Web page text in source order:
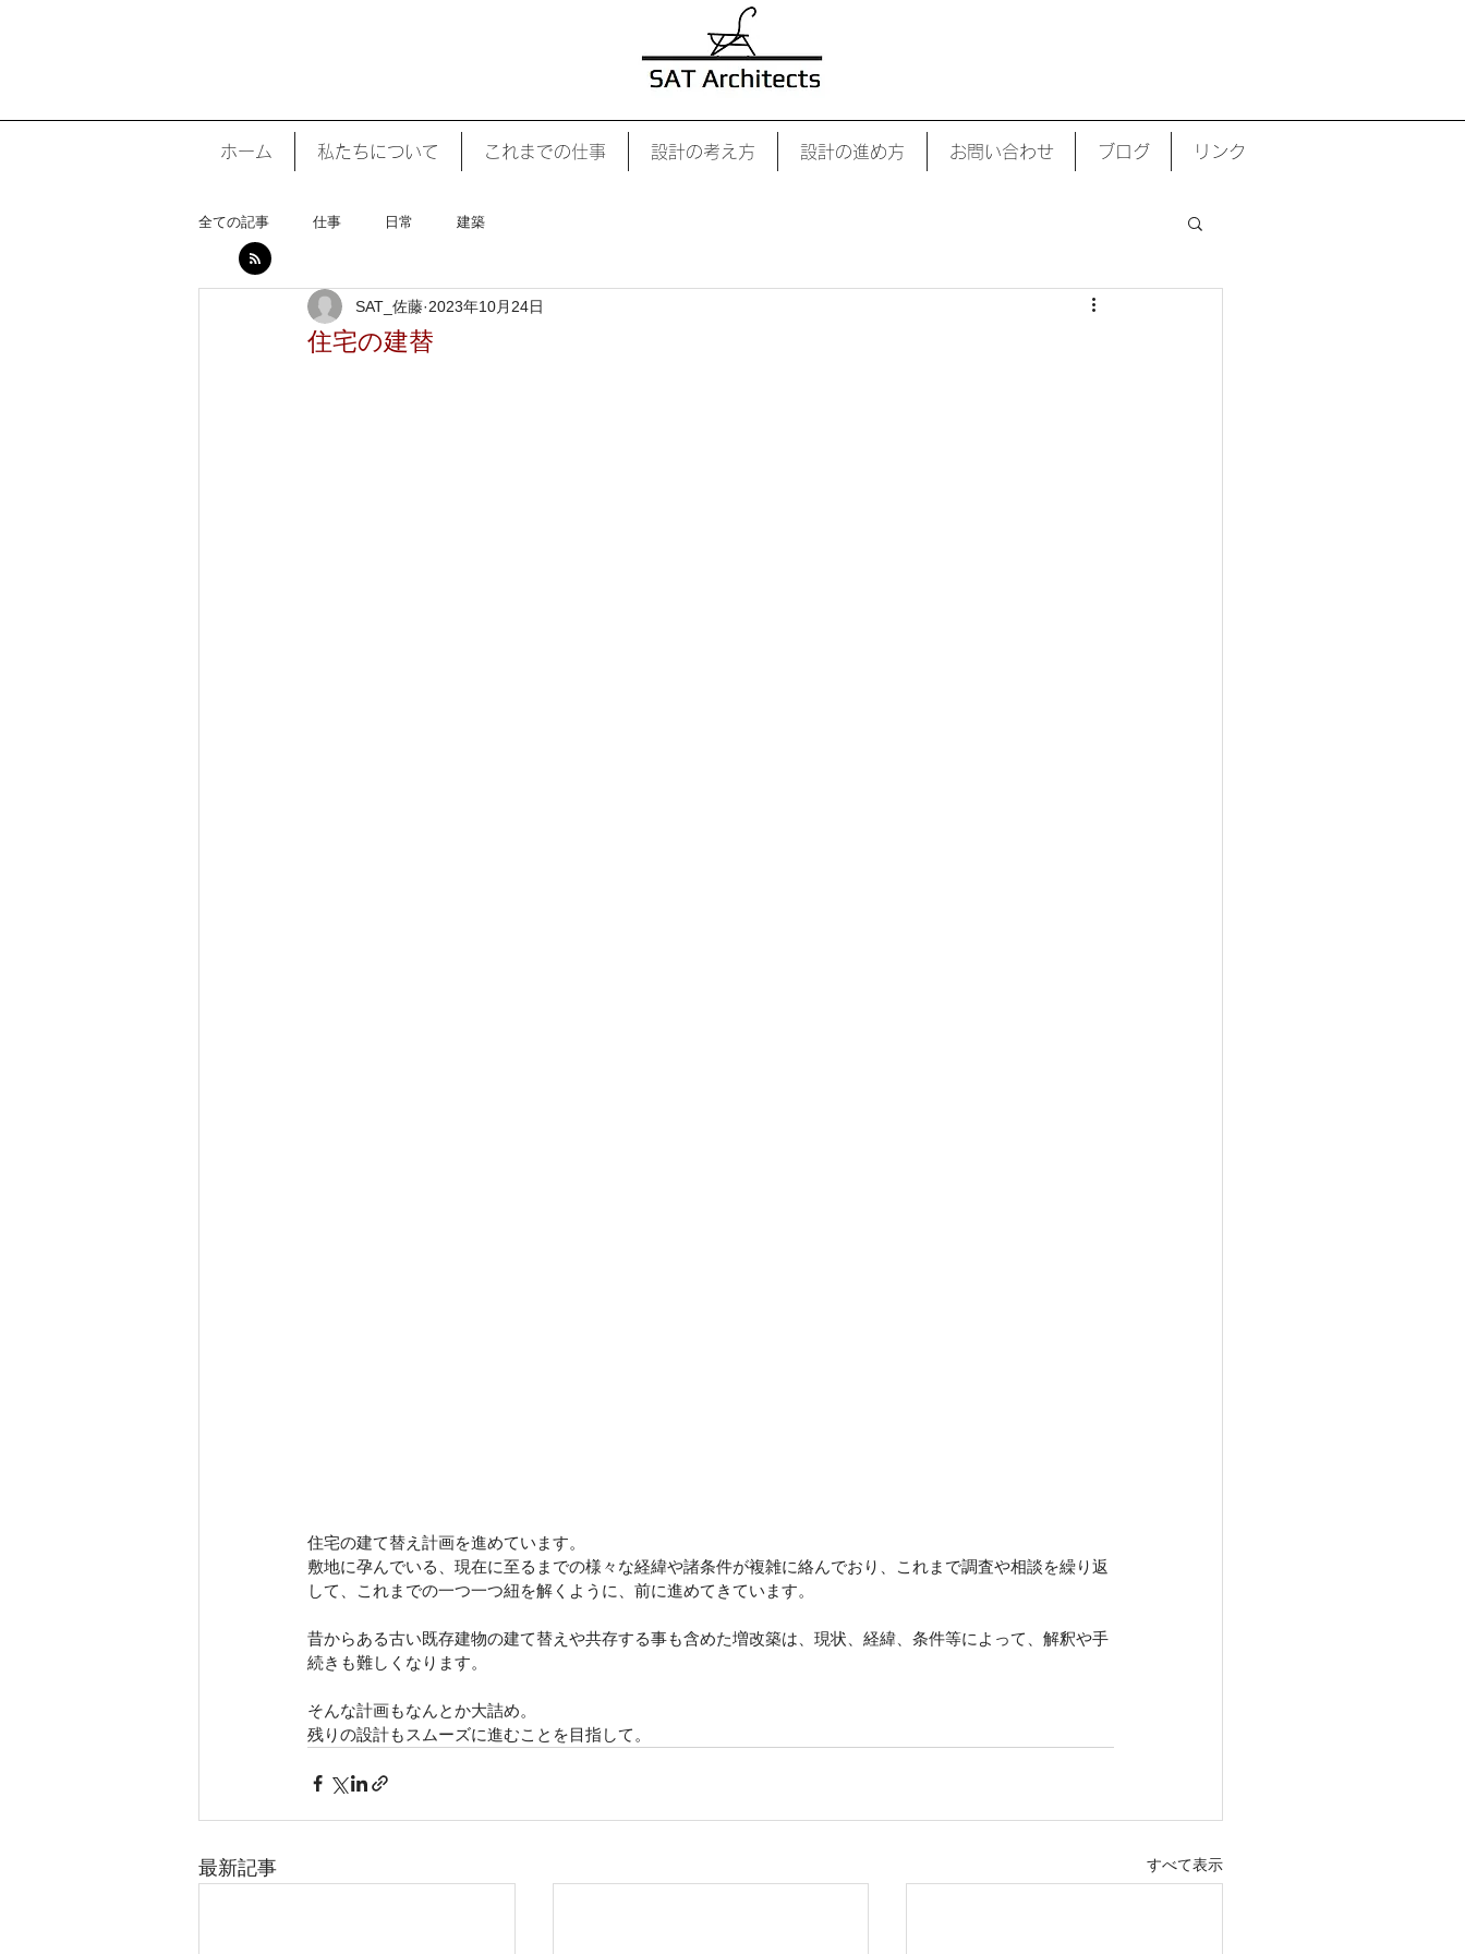
ホーム 私たちについて これまでの仕事 設計の考え方 設計の進め方 お問い合わせ ブログ リンク
全ての記事 仕事 日常 建築
住宅の建替
SAT_佐藤 2023年10月24日
住宅の建て替え計画を進めています。
敷地に孕んでいる、現在に至るまでの様々な経緯や諸条件が複雑に絡んでおり、これまで調査や相談を繰り返
して、これまでの一つ一つ紐を解くように、前に進めてきています。
昔からある古い既存建物の建て替えや共存する事も含めた増改築は、現状、経緯、条件等によって、解釈や手
続きも難しくなります。
そんな計画もなんとか大詰め。
残りの設計もスムーズに進むことを目指して。
最新記事 すべて表示